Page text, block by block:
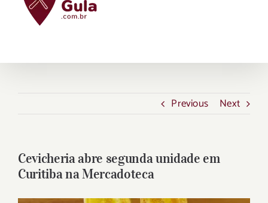
Previous Next
Cevicheria abre segunda unidade em
Curitiba na Mercadoteca